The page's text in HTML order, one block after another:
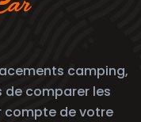
camping,
de comparer les
compte de votre